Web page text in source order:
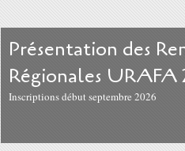
Présentation des
Régionales URAFA
Inscriptions début septembre 2026